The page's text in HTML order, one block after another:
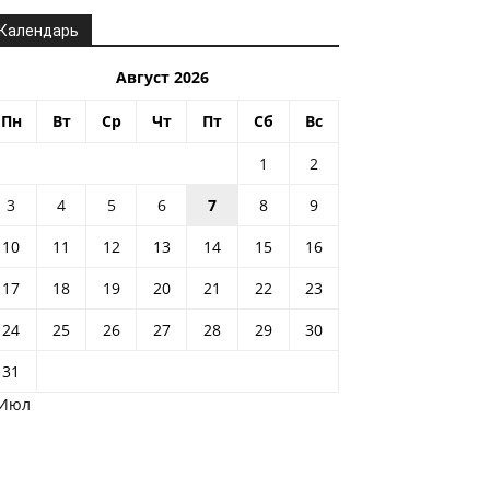
Август 2026
Пн Вт Ср Чт Пт Сб Вс
1
2
3
4 5 6 7 8
9
10
11 12 13 14 15
16
17
18 19 20 21 22
23
24
25 26 27 28 29
30
31